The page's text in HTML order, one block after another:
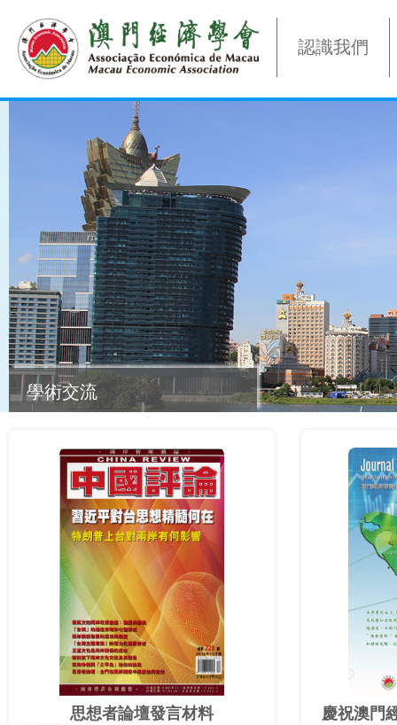
認識我們
學術交流
思想者論壇發言材料
慶祝澳門